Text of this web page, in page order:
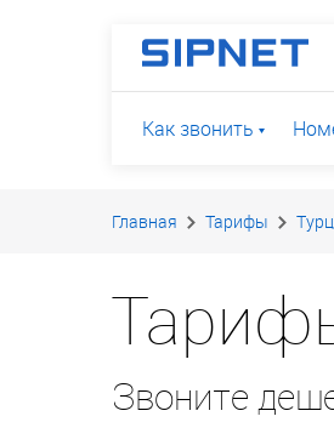
Как звонить
Главная Тарифы
Звоните